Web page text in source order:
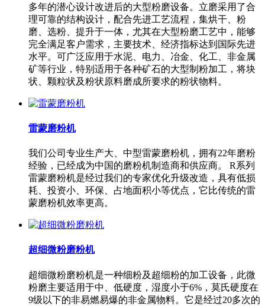
多年的潜心设计改进后的大型粉磨设备。立磨采用了合
理可靠的结构设计，配合先进工艺流程，集烘干、粉
磨、选粉、提升于一体，尤其在大型粉磨工艺中，能够
完全满足客户需求，主要技术、经济指标达到国际先进
水平。可广泛应用于水泥、电力、冶金、化工、非金属
矿等行业，特别适用于各种矿石的大型制粉加工，将块
状、颗粒状及粉状原料磨成所要求的粉状物料。
雷蒙磨粉机
我们公司专业生产大、中型雷蒙磨粉机，拥有22年磨粉
经验，已经成为中国的磨粉机制造商和供应商。 R系列
雷蒙磨粉机是经过我们的专家优化升级改造，具有低损
耗、投资小、环保、占地面积小等优点，它比传统的雷
蒙磨粉机效率更高。
超细微粉磨粉机
超细微粉磨粉机是一种细粉及超细粉的加工设备，此微
粉磨主要适用于中、低硬度，湿度小于6%，莫氏硬度在
9级以下的非易燃易爆的非金属物料。它是经过20多次的